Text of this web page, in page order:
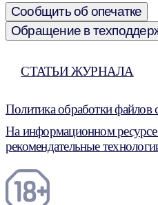
Сообщить об опечатке
Обращение в
СТАТЬИ ЖУРНАЛА
Политика обработки файлов
На информационном
рекомендательные